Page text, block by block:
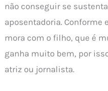
não conseguir se
aposentadoria. Conforme
mora com o filho, que é
ganha muito bem, por
atriz ou jornalista.